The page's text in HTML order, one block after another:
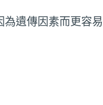
遺傳因素而更容易